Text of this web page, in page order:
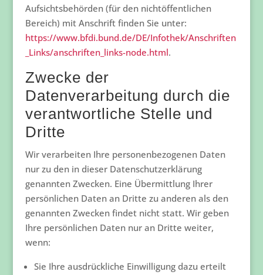
Aufsichtsbehörden (für den nichtöffentlichen
Bereich) mit Anschrift finden Sie unter:
https://www.bfdi.bund.de/DE/Infothek/Anschriften
_Links/anschriften_links-node.html.
Zwecke der
Datenverarbeitung durch die
verantwortliche Stelle und
Dritte
Wir verarbeiten Ihre personenbezogenen Daten
nur zu den in dieser Datenschutzerklärung
genannten Zwecken. Eine Übermittlung Ihrer
persönlichen Daten an Dritte zu anderen als den
genannten Zwecken findet nicht statt. Wir geben
Ihre persönlichen Daten nur an Dritte weiter,
wenn:
Sie Ihre ausdrückliche Einwilligung dazu erteilt